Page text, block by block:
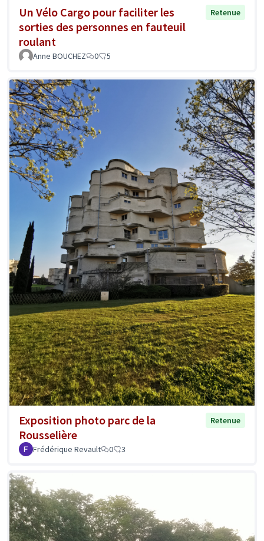
Un Vélo Cargo pour faciliter les
sorties des personnes en fauteuil
roulant
Retenue
Anne BOUCHEZ 0 5
Exposition photo parc de la
Rousselière
Retenue
Frédérique Revault 0 3